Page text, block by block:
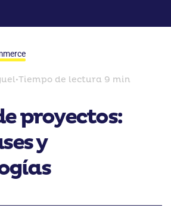
•Tiempo de lectura 9 min
proyectos:
y